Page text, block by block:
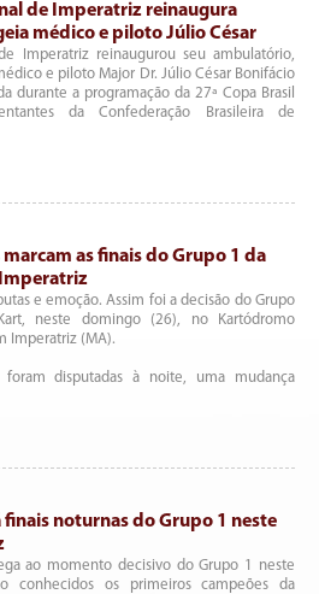
de Imperatriz reinaugura
médico e piloto Júlio César
Imperatriz reinaugurou seu ambulatório,
e piloto Major Dr. Júlio César Bonifácio
durante a programação da 27ª Copa Brasil
da Confederação Brasileira de
as finais do Grupo 1 da
e emoção. Assim foi a decisão do Grupo
neste domingo (26), no Kartódromo
Imperatriz (MA).
disputadas à noite, uma mudança
noturnas do Grupo 1 neste
ao momento decisivo do Grupo 1 neste
conhecidos os primeiros campeões da